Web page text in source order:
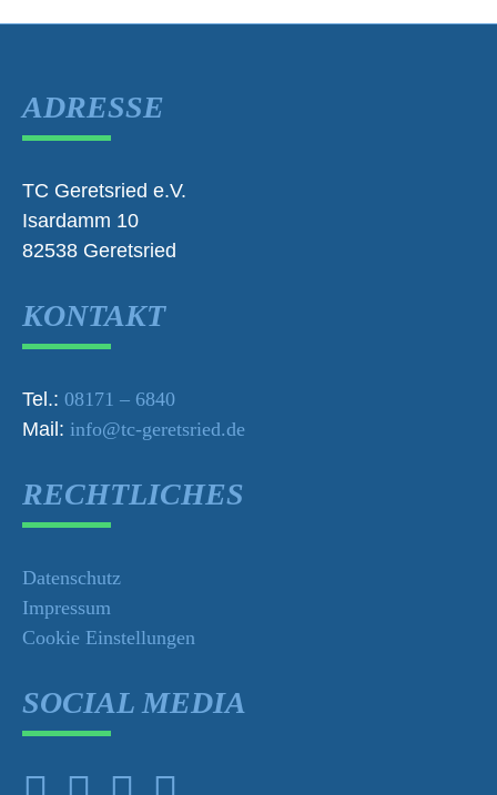
ADRESSE
TC Geretsried e.V.
Isardamm 10
82538 Geretsried
KONTAKT
Tel.: 08171 – 6840
Mail: info@tc-geretsried.de
RECHTLICHES
Datenschutz
Impressum
Cookie Einstellungen
SOCIAL MEDIA